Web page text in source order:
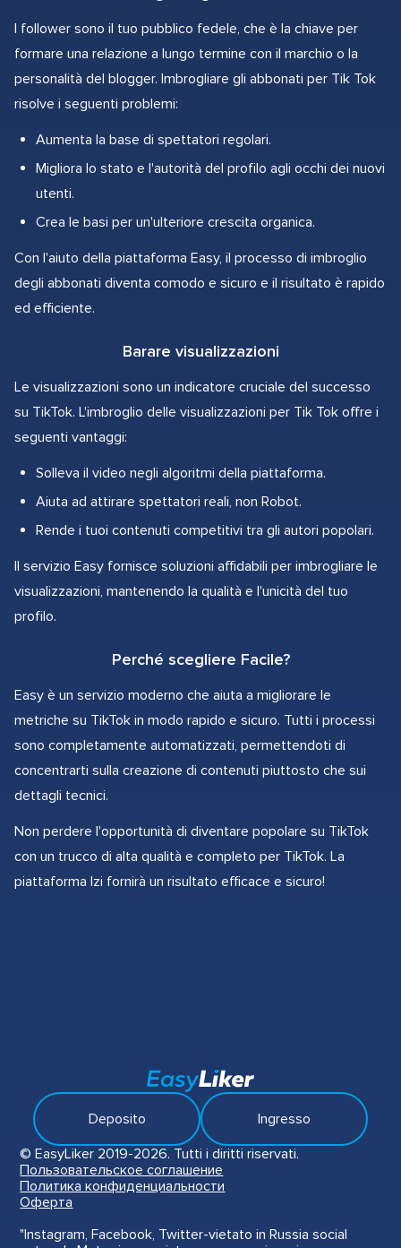
I follower sono il tuo pubblico fedele, che è la chiave per
formare una relazione a lungo termine con il marchio o la
personalità del blogger. Imbrogliare gli abbonati per Tik Tok
risolve i seguenti problemi:
Aumenta la base di spettatori regolari.
Migliora lo stato e l'autorità del profilo agli occhi dei nuovi
utenti.
Crea le basi per un'ulteriore crescita organica.
Con l'aiuto della piattaforma Easy, il processo di imbroglio
degli abbonati diventa comodo e sicuro e il risultato è rapido
ed efficiente.
Barare visualizzazioni
Le visualizzazioni sono un indicatore cruciale del successo
su TikTok. L'imbroglio delle visualizzazioni per Tik Tok offre i
seguenti vantaggi:
Solleva il video negli algoritmi della piattaforma.
Aiuta ad attirare spettatori reali, non Robot.
Rende i tuoi contenuti competitivi tra gli autori popolari.
Il servizio Easy fornisce soluzioni affidabili per imbrogliare le
visualizzazioni, mantenendo la qualità e l'unicità del tuo
profilo.
Perché scegliere Facile?
Easy è un servizio moderno che aiuta a migliorare le
metriche su TikTok in modo rapido e sicuro. Tutti i processi
sono completamente automatizzati, permettendoti di
concentrarti sulla creazione di contenuti piuttosto che sui
dettagli tecnici.
Non perdere l'opportunità di diventare popolare su TikTok
con un trucco di alta qualità e completo per TikTok. La
piattaforma Izi fornirà un risultato efficace e sicuro!
Deposito
Ingresso
© EasyLiker 2019-2026. Tutti i diritti riservati.
Пользовательское соглашение
Политика конфиденциальности
Оферта
"Instagram, Facebook, Twitter-vietato in Russia social